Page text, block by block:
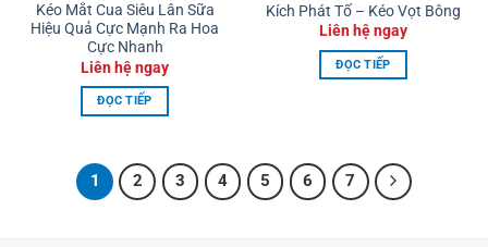
Kéo Mắt Cua Siêu Lân Sữa
Hiệu Quả Cực Mạnh Ra Hoa
Cực Nhanh
Liên hệ ngay
ĐỌC TIẾP
Kích Phát Tố – Kéo Vọt Bông
Liên hệ ngay
ĐỌC TIẾP
1 2 3 4 5 6 7